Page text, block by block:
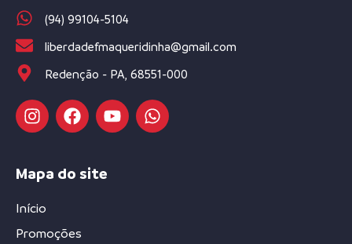
(94) 99104-5104
liberdadefmaqueridinha@gmail.com
Redenção - PA, 68551-000
Mapa do site
Início
Promoções